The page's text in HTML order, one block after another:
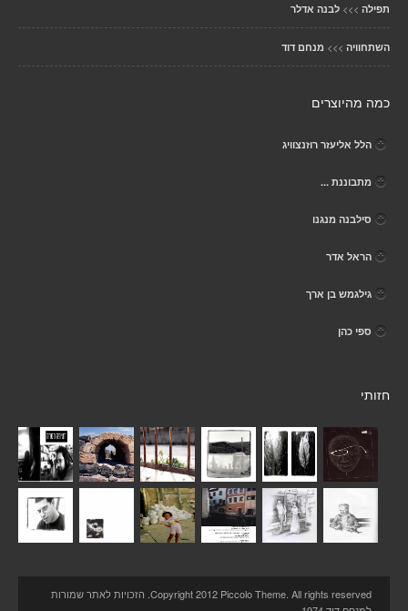
תפילה >>> לבנה אדלר
השתחוויה >>> מנחם דוד
כמה מהיוצרים
הלל אליעזר רוזנצוויג
מתבוננת ...
סילבנה מנגנו
הראל אדר
גילגמש בן ארך
ספי כהן
חזותי
Copyright 2012 Piccolo Theme. All rights reserved. הזכויות לאתר שמורות